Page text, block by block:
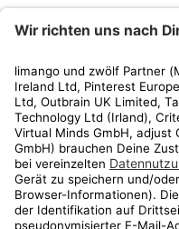
Kundenservice
Shop
Aktionen
Travel